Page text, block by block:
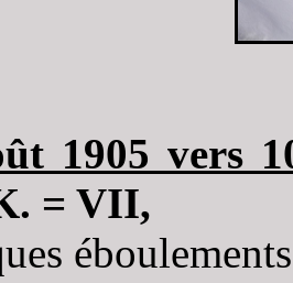
1905 vers
= VII,